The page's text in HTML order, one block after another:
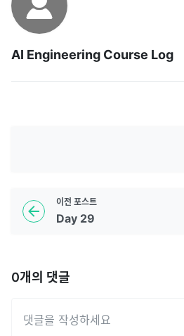
AI Engineering Course Log
이전 포스트
Day 29
0개의 댓글